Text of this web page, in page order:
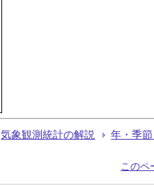
気象観測統計の解説 年・季
このペ